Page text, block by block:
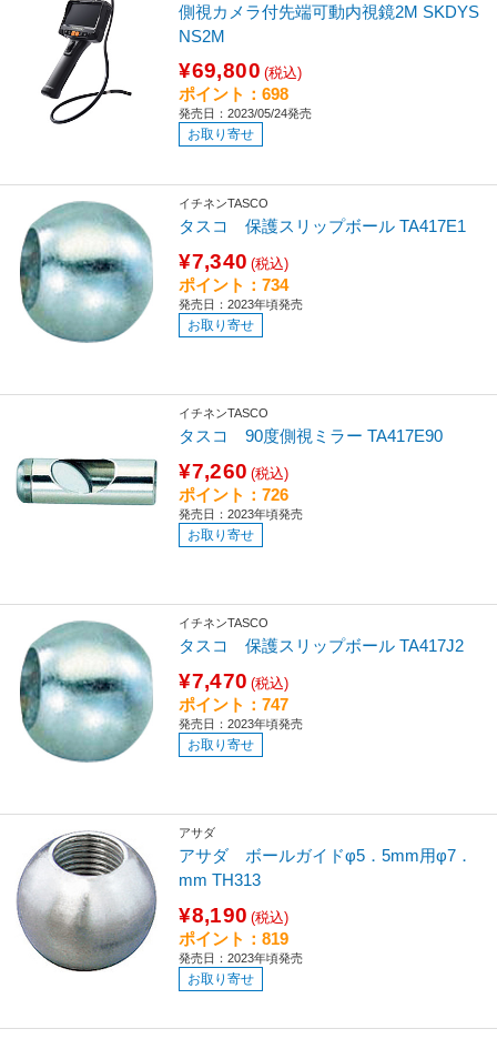
側視カメラ付先端可動内視鏡2M SKDYS
NS2M
¥69,800 (税込)
ポイント：698
発売日：2023/05/24発売
お取り寄せ
イチネンTASCO
タスコ 保護スリップボール TA417E1
¥7,340 (税込)
ポイント：734
発売日：2023年頃発売
お取り寄せ
イチネンTASCO
タスコ 90度側視ミラー TA417E90
¥7,260 (税込)
ポイント：726
発売日：2023年頃発売
お取り寄せ
イチネンTASCO
タスコ 保護スリップボール TA417J2
¥7,470 (税込)
ポイント：747
発売日：2023年頃発売
お取り寄せ
アサダ
アサダ ボールガイドφ5．5mm用φ7．
mm TH313
¥8,190 (税込)
ポイント：819
発売日：2023年頃発売
お取り寄せ